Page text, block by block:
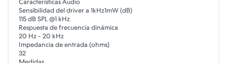
Características Audio
Sensibilidad del driver a 1kHz1mW (dB)
115 dB SPL @1 kHz
Respuesta de frecuencia dinámica
20 Hz - 20 kHz
Impedancia de entrada (ohms)
32